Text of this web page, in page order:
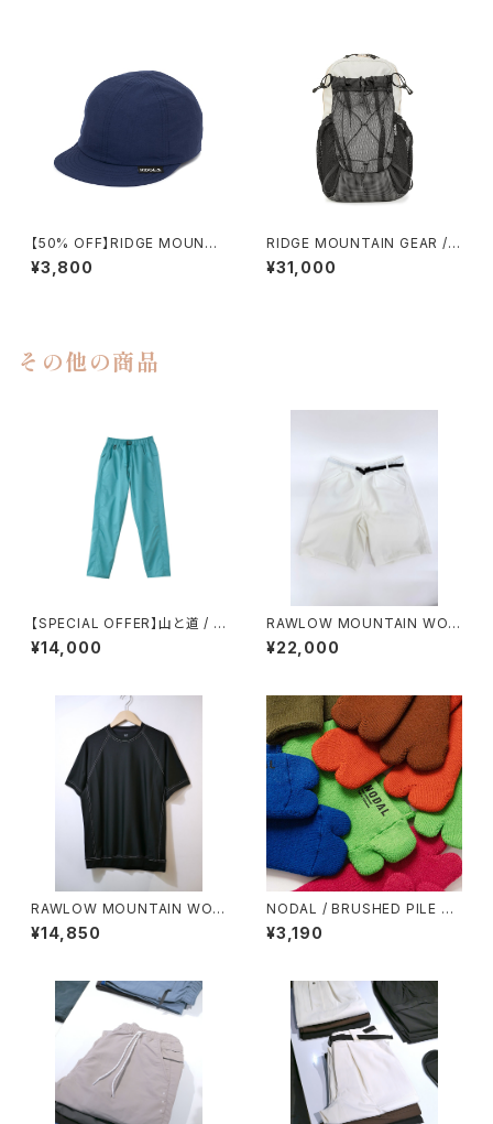
【50% OFF】RIDGE MOUNTA
IN GEAR / BASIC CAP
¥3,800
RIDGE MOUNTAIN GEAR /
ONE MILE MP（CREAM）
¥31,000
その他の商品
【SPECIAL OFFER】山と道 / LI
GHT ５POCKET PANTS（WO
MEN）
¥14,000
RAWLOW MOUNTAIN WOR
KS / HIKER GURKHA PANTS
¥22,000
RAWLOW MOUNTAIN WOR
KS / DAD LITE CREW
¥14,850
NODAL / BRUSHED PILE S
OCKS
¥3,190